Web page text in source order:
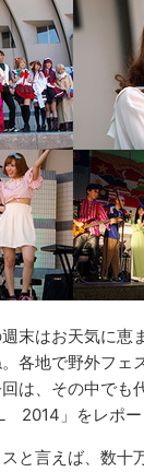
末はお天気に恵
各地で野外フェ
は、その中でも
2014」をレポー
と言えば、数十